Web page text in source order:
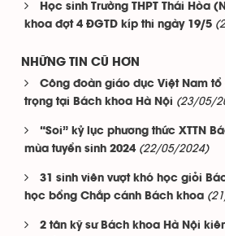
Học sinh Trường THPT Thái Hòa
khoa đợt 4 ĐGTD kíp thi ngày 19/5
NHỮNG TIN CŨ HƠN
Công đoàn giáo dục Việt Nam
trọng tại Bách khoa Hà Nội (23/05/
“Soi” kỷ lục phương thức XTTN
mùa tuyển sinh 2024 (22/05/2024)
31 sinh viên vượt khó học giỏi
học bổng Chắp cánh Bách khoa
2 tân kỹ sư Bách khoa Hà Nội